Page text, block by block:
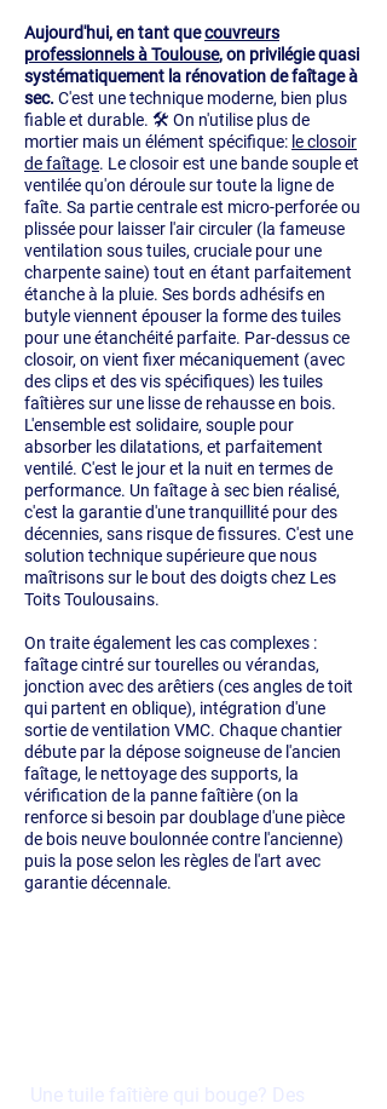
Aujourd'hui, en tant quecouvreurs
professionnels à Toulouse, on privilégie quasi
systématiquement la rénovation de faîtage à
sec. C'est une technique moderne, bien plus
fiable et durable. 🛠️ On n'utilise plus de
mortier mais un élément spécifique: le closoir
de faîtage. Le closoir est une bande souple et
ventilée qu'on déroule sur toute la ligne de
faîte. Sa partie centrale est micro-perforée ou
plissée pour laisser l'air circuler (la fameuse
ventilation sous tuiles, cruciale pour une
charpente saine) tout en étant parfaitement
étanche à la pluie. Ses bords adhésifs en
butyle viennent épouser la forme des tuiles
pour une étanchéité parfaite. Par-dessus ce
closoir, on vient fixer mécaniquement (avec
des clips et des vis spécifiques) les tuiles
faîtières sur une lisse de rehausse en bois.
L'ensemble est solidaire, souple pour
absorber les dilatations, et parfaitement
ventilé. C'est le jour et la nuit en termes de
performance. Un faîtage à sec bien réalisé,
c'est la garantie d'une tranquillité pour des
décennies, sans risque de fissures. C'est une
solution technique supérieure que nous
maîtrisons sur le bout des doigts chez Les
Toits Toulousains.
On traite également les cas complexes :
faîtage cintré sur tourelles ou vérandas,
jonction avec des arêtiers (ces angles de toit
qui partent en oblique), intégration d'une
sortie de ventilation VMC. Chaque chantier
débute par la dépose soigneuse de l'ancien
faîtage, le nettoyage des supports, la
vérification de la panne faîtière (on la
renforce si besoin par doublage d'une pièce
de bois neuve boulonnée contre l'ancienne)
puis la pose selon les règles de l'art avec
garantie décennale.